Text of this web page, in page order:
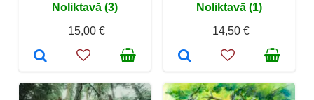
Noliktavā (3)
15,00 €
Noliktavā (1)
14,50 €